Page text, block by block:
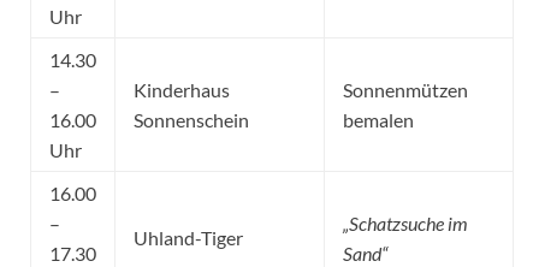
Uhr
14.30
–
16.00
Uhr
Kinderhaus
Sonnenschein
Sonnenmützen
bemalen
16.00
–
17.30
Uhland-Tiger
„Schatzsuche im
Sand“